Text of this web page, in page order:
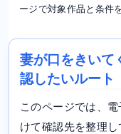
ージで対象作品と条件
妻が口をきいて
認したいルート
このページでは、
けて確認先を整理